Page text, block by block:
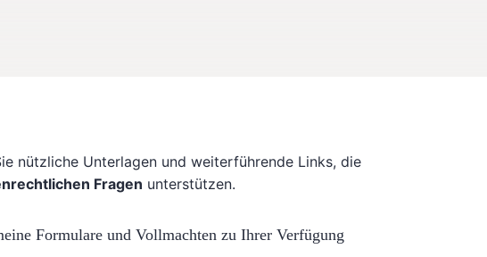
nützliche Unterlagen und weiterführende Links, die
Fragen unterstützen.
Formulare und Vollmachten zu Ihrer Verfügung